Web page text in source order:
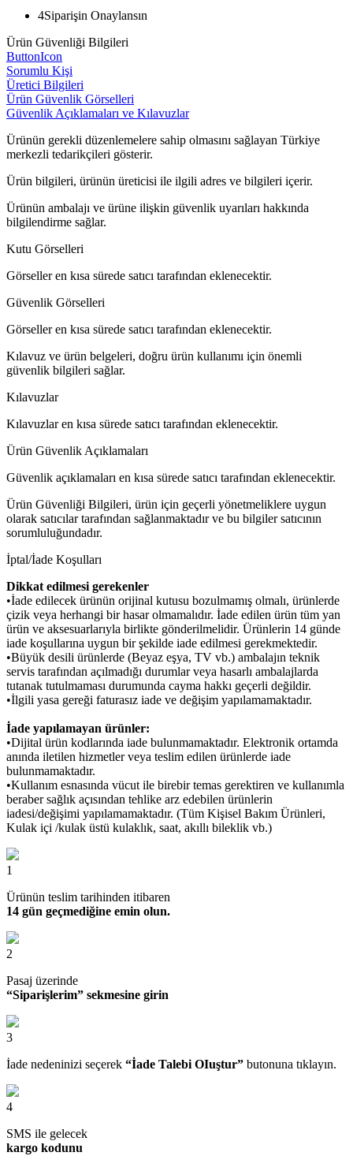
4Siparişin Onaylansın
Ürün Güvenliği Bilgileri
ButtonIcon
Sorumlu Kişi
Üretici Bilgileri
Ürün Güvenlik Görselleri
Güvenlik Açıklamaları ve Kılavuzlar
Ürünün gerekli düzenlemelere sahip olmasını sağlayan Türkiye
merkezli tedarikçileri gösterir.
Ürün bilgileri, ürünün üreticisi ile ilgili adres ve bilgileri içerir.
Ürünün ambalajı ve ürüne ilişkin güvenlik uyarıları hakkında
bilgilendirme sağlar.
Kutu Görselleri
Görseller en kısa sürede satıcı tarafından eklenecektir.
Güvenlik Görselleri
Görseller en kısa sürede satıcı tarafından eklenecektir.
Kılavuz ve ürün belgeleri, doğru ürün kullanımı için önemli
güvenlik bilgileri sağlar.
Kılavuzlar
Kılavuzlar en kısa sürede satıcı tarafından eklenecektir.
Ürün Güvenlik Açıklamaları
Güvenlik açıklamaları en kısa sürede satıcı tarafından eklenecektir.
Ürün Güvenliği Bilgileri, ürün için geçerli yönetmeliklere uygun
olarak satıcılar tarafından sağlanmaktadır ve bu bilgiler satıcının
sorumluluğundadır.
İptal/İade Koşulları
Dikkat edilmesi gerekenler
•İade edilecek ürünün orijinal kutusu bozulmamış olmalı, ürünlerde
çizik veya herhangi bir hasar olmamalıdır. İade edilen ürün tüm yan
ürün ve aksesuarlarıyla birlikte gönderilmelidir. Ürünlerin 14 günde
iade koşullarına uygun bir şekilde iade edilmesi gerekmektedir.
•Büyük desili ürünlerde (Beyaz eşya, TV vb.) ambalajın teknik
servis tarafından açılmadığı durumlar veya hasarlı ambalajlarda
tutanak tutulmaması durumunda cayma hakkı geçerli değildir.
•İlgili yasa gereği faturasız iade ve değişim yapılamamaktadır.
İade yapılamayan ürünler:
•Dijital ürün kodlarında iade bulunmamaktadır. Elektronik ortamda
anında iletilen hizmetler veya teslim edilen ürünlerde iade
bulunmamaktadır.
•Kullanım esnasında vücut ile birebir temas gerektiren ve kullanımla
beraber sağlık açısından tehlike arz edebilen ürünlerin
iadesi/değişimi yapılamamaktadır. (Tüm Kişisel Bakım Ürünleri,
Kulak içi /kulak üstü kulaklık, saat, akıllı bileklik vb.)
1
Ürünün teslim tarihinden itibaren
14 gün geçmediğine emin olun.
2
Pasaj üzerinde
“Siparişlerim” sekmesine girin
3
İade nedeninizi seçerek “İade Talebi OIuştur” butonuna tıklayın.
4
SMS ile gelecek
kargo kodunu